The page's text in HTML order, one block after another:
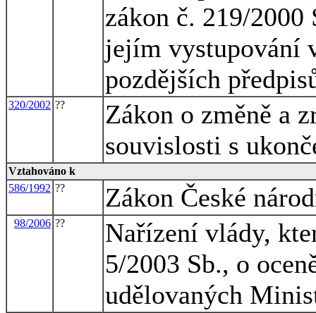
zákon č. 219/
jejím vystupování
pozdějších
320/2002 ??
Zákon o změně a
souvislosti s
Vztahováno k
586/1992 ?? Zákon České
98/2006 ??
Nařízení vlády,
5/2003 Sb., o
udělovaných